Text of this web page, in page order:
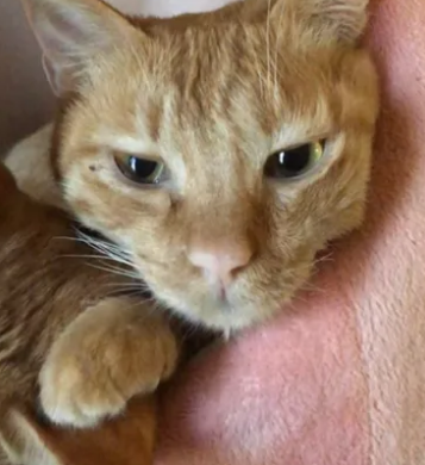
音楽
ゲーム・サービス開発
書籍・雑誌出版
チャレンジ
CAMPFIRE for Social Good
CAMPFIREふるさと納税machi-